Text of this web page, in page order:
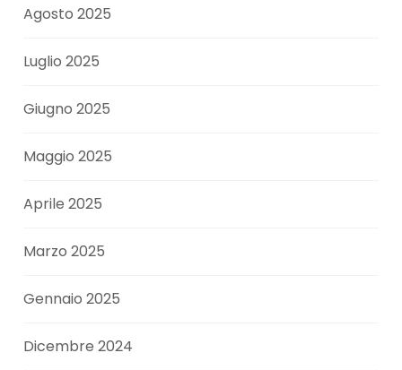
Agosto 2025
Luglio 2025
Giugno 2025
Maggio 2025
Aprile 2025
Marzo 2025
Gennaio 2025
Dicembre 2024